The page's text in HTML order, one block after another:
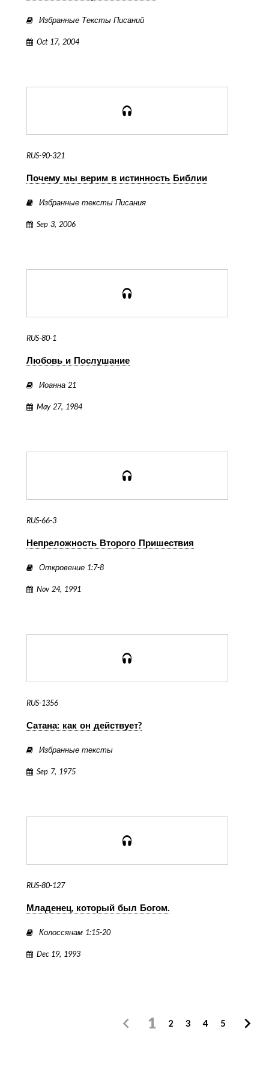
Избранные Тексты Писаний
Oct 17, 2004
RUS-90-321
Почему мы верим в истинность Библии
Избранные тексты Писания
Sep 3, 2006
RUS-80-1
Любовь и Послушание
Иоанна 21
May 27, 1984
RUS-66-3
Непреложность Второго Пришествия
Откровение 1:7-8
Nov 24, 1991
RUS-1356
Сатана: как он действует?
Избранные тексты
Sep 7, 1975
RUS-80-127
Младенец, который был Богом.
Колоссянам 1:15-20
Dec 19, 1993
1 2 3 4 5